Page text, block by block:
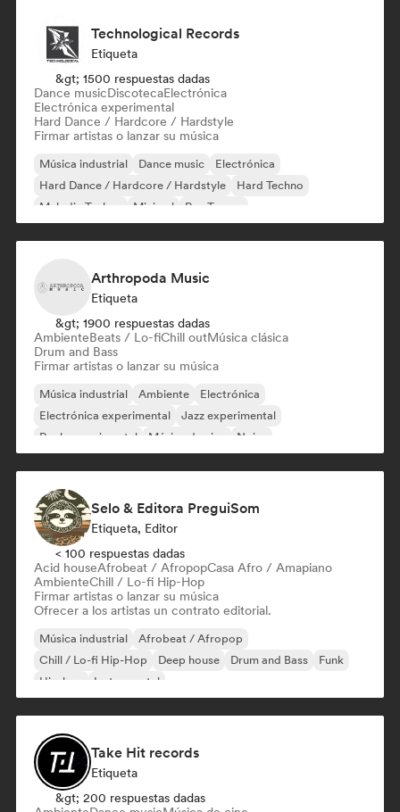
Technological Records
Etiqueta
&gt; 1500 respuestas dadas
Dance musicDiscotecaElectrónica
Electrónica experimental
Hard Dance / Hardcore / Hardstyle
Firmar artistas o lanzar su música
Música industrial Dance music
Electrónica
Hard Dance / Hardcore / Hardstyle
Hard Techno
Melodic Techno
Minimal Psy-Trance
Arthropoda Music
Etiqueta
&gt; 1900 respuestas dadas
AmbienteBeats / Lo-fiChill outMúsica clásica
Drum and Bass
Firmar artistas o lanzar su música
Música industrial Ambiente
Electrónica
Electrónica experimental
Jazz experimental
Rock experimental
Música de cine Noise
Selo & Editora PreguiSom
Etiqueta, Editor
< 100 respuestas dadas
Acid houseAfrobeat / AfropopCasa Afro / Amapiano
AmbienteChill / Lo-fi Hip-Hop
Firmar artistas o lanzar su música
Ofrecer a los artistas un contrato editorial.
Música industrial
Afrobeat / Afropop
Chill / Lo-fi Hip-Hop
Deep house Drum and Bass
Funk
Hip-hop
Instrumental
Take Hit records
Etiqueta
&gt; 200 respuestas dadas